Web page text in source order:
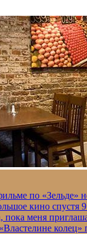
по «Зельде»
кино спустя
пока меня
колец»